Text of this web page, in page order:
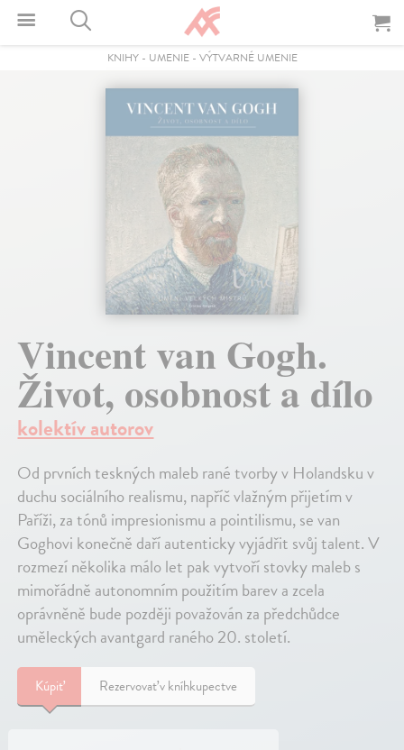
KNIHY- UMENIE- VÝTVARNÉ UMENIE
Vincent van Gogh.
Život, osobnost a dílo
kolektív autorov
Od prvních teskných maleb rané tvorby v Holandsku v
duchu sociálního realismu, napříč vlažným přijetím v
Paříži, za tónů impresionismu a pointilismu, se van
Goghovi konečně daří autenticky vyjádřit svůj talent. V
rozmezí několika málo let pak vytvoří stovky maleb s
mimořádně autonomním použitím barev a zcela
oprávněně bude později považován za předchůdce
uměleckých avantgard raného 20. století.
Kúpiť Rezervovať v kníhkupectve